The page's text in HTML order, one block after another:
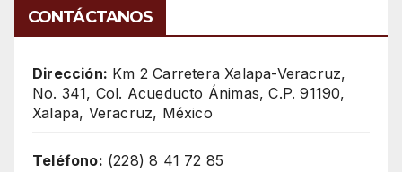
CONTÁCTANOS
Dirección: Km 2 Carretera Xalapa-Veracruz,
No. 341, Col. Acueducto Ánimas, C.P. 91190,
Xalapa, Veracruz, México
Teléfono: (228) 8 41 72 85